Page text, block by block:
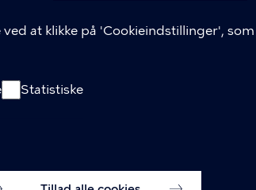
at klikke på 'Cookieindstillinger',
Statistiske
Hvis